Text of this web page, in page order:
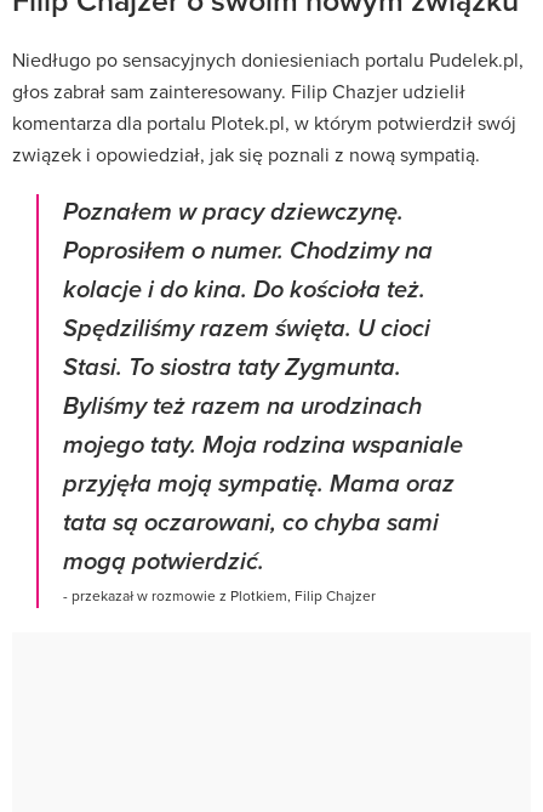
Niedługo po sensacyjnych doniesieniach portalu Pudelek.pl,
głos zabrał sam zainteresowany. Filip Chazjer udzielił
komentarza dla portalu Plotek.pl, w którym potwierdził swój
związek i opowiedział, jak się poznali z nową sympatią.
Poznałem w pracy dziewczynę.
Poprosiłem o numer. Chodzimy na
kolacje i do kina. Do kościoła też.
Spędziliśmy razem święta. U cioci
Stasi. To siostra taty Zygmunta.
Byliśmy też razem na urodzinach
mojego taty. Moja rodzina wspaniale
przyjęła moją sympatię. Mama oraz
tata są oczarowani, co chyba sami
mogą potwierdzić.
- przekazał w rozmowie z Plotkiem, Filip Chajzer